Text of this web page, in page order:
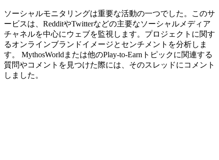
ソーシャルモニタリングは重要な活動の一つでした。このサ
ービスは、RedditやTwitterなどの主要なソーシャルメディア
チャネルを中心にウェブを監視します。プロジェクトに関す
るオンラインブランドイメージとセンチメントを分析しま
す。 MythosWorldまたは他のPlay-to-Earnトピックに関連する
質問やコメントを見つけた際には、そのスレッドにコメント
しました。